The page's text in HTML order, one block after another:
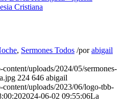
, Sermones Todos /porabigail
uploads/2024/05/sermones-
224 646 abigail
uploads/2023/06/logo-tbb-
2024-06-02 09:55:06La